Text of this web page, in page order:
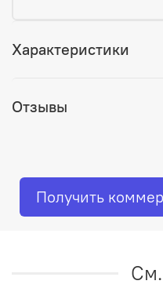
Характеристики
Отзывы
Получить